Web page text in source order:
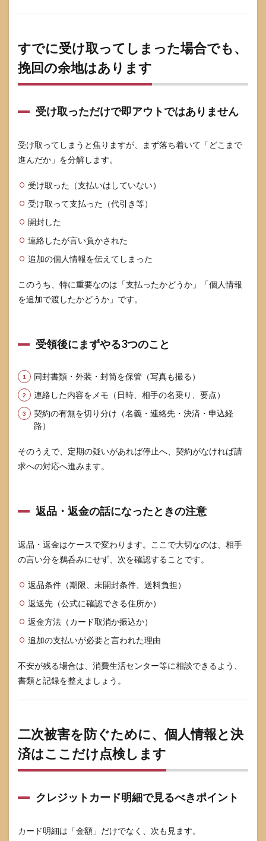
すでに受け取ってしまった場合でも、
挽回の余地はあります
受け取っただけで即アウトではありません
受け取ってしまうと焦りますが、まず落ち着いて「どこまで
進んだか」を分解します。
受け取った（支払いはしていない）
受け取って支払った（代引き等）
開封した
連絡したが言い負かされた
追加の個人情報を伝えてしまった
このうち、特に重要なのは「支払ったかどうか」「個人情報
を追加で渡したかどうか」です。
受領後にまずやる3つのこと
同封書類・外装・封筒を保管（写真も撮る）
連絡した内容をメモ（日時、相手の名乗り、要点）
契約の有無を切り分け（名義・連絡先・決済・申込経
路）
そのうえで、定期の疑いがあれば停止へ、契約がなければ請
求への対応へ進みます。
返品・返金の話になったときの注意
返品・返金はケースで変わります。ここで大切なのは、相手
の言い分を鵜呑みにせず、次を確認することです。
返品条件（期限、未開封条件、送料負担）
返送先（公式に確認できる住所か）
返金方法（カード取消か振込か）
追加の支払いが必要と言われた理由
不安が残る場合は、消費生活センター等に相談できるよう、
書類と記録を整えましょう。
二次被害を防ぐために、個人情報と決
済はここだけ点検します
クレジットカード明細で見るべきポイント
カード明細は「金額」だけでなく、次も見ます。